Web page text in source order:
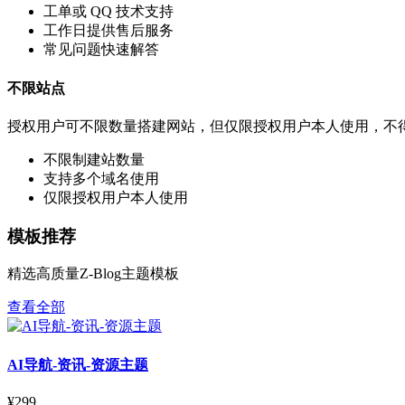
工单或 QQ 技术支持
工作日提供售后服务
常见问题快速解答
不限站点
授权用户可不限数量搭建网站，但仅限授权用户本人使用，不
不限制建站数量
支持多个域名使用
仅限授权用户本人使用
模板推荐
精选高质量Z-Blog主题模板
查看全部
AI导航-资讯-资源主题
¥299